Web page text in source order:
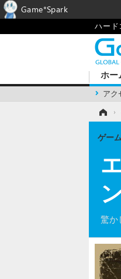
ハード
ホー
アク
›
驚か
ゲー
Game*Spark